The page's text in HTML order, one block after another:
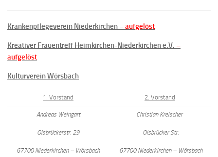
Krankenpflegeverein Niederkirchen –aufgelöst
Kreativer Frauentreff Heimkirchen-Niederkirchen e.V. –
aufgelöst
Kulturverein Wörsbach
1. Vorstand 2. Vorstand
Andreas Weingart
Olsbrückerstr. 29
67700 Niederkirchen – Wörsbach
Christian Kreischer
Olsbrücker Str.
67700 Niederkirchen – Wörsbach